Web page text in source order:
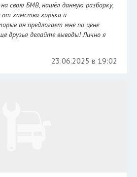
свою БМВ, нашёл данную разборку,
от хамства хорька и
он предлогает мне по цене
друзья делайте выводы! Лично я
23.06.2025 в 19:02